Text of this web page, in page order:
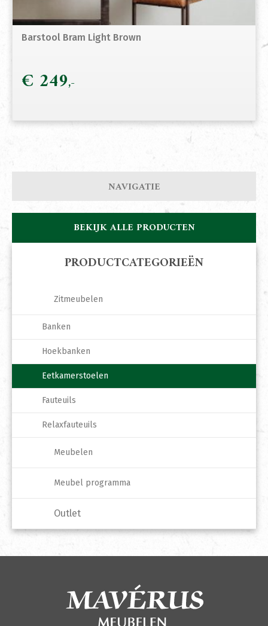
Barstool Bram Light Brown
€ 249
NAVIGATIE
BEKIJK ALLE PRODUCTEN
PRODUCTCATEGORIEËN
Zitmeubelen
Banken
Hoekbanken
Eetkamerstoelen
Fauteuils
Relaxfauteuils
Meubelen
Meubel programma
Outlet